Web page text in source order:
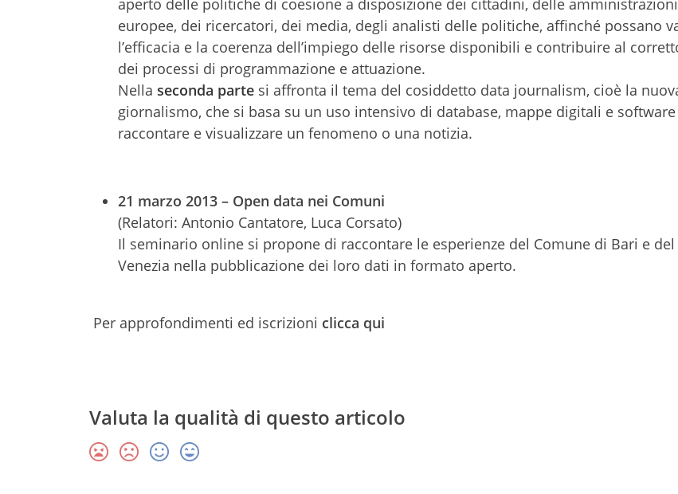
europee, dei ricercatori, dei media, degli analisti delle politiche, affinché possano
l’efficacia e la coerenza dell’impiego delle risorse disponibili e contribuire al
dei processi di programmazione e attuazione.
Nella seconda parte si affronta il tema del cosiddetto data journalism, cioè la
giornalismo, che si basa su un uso intensivo di database, mappe digitali e software
raccontare e visualizzare un fenomeno o una notizia.
21 marzo 2013 – Open data nei Comuni
(Relatori: Antonio Cantatore, Luca Corsato)
Il seminario online si propone di raccontare le esperienze del Comune di Bari e del
Venezia nella pubblicazione dei loro dati in formato aperto.
Per approfondimenti ed iscrizioni clicca qui
Valuta la qualità di questo articolo